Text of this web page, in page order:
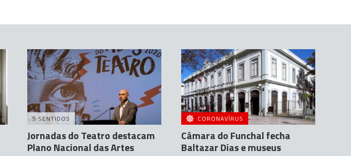
5 SENTIDOS
Jornadas do Teatro destacam
Plano Nacional das Artes
CORONAVÍRUS
Câmara do Funchal fecha
Baltazar Dias e museus